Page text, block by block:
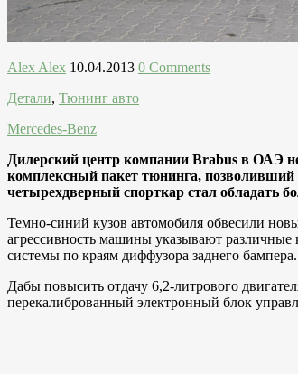
Alex Alex 10.04.2013 0 Comments
Детали, Тюнинг авто
Mercedes-Benz
Дилерский центр компании Brabus в ОАЭ
комплексный пакет тюнинга, позволивший
четырехдверный спорткар стал обладать
Темно-синий кузов автомобиля обвесили
агрессивность машины указывают
системы по краям диффузора заднего
Дабы повысить отдачу 6,2-литрового
перекалиброванный электронный блок